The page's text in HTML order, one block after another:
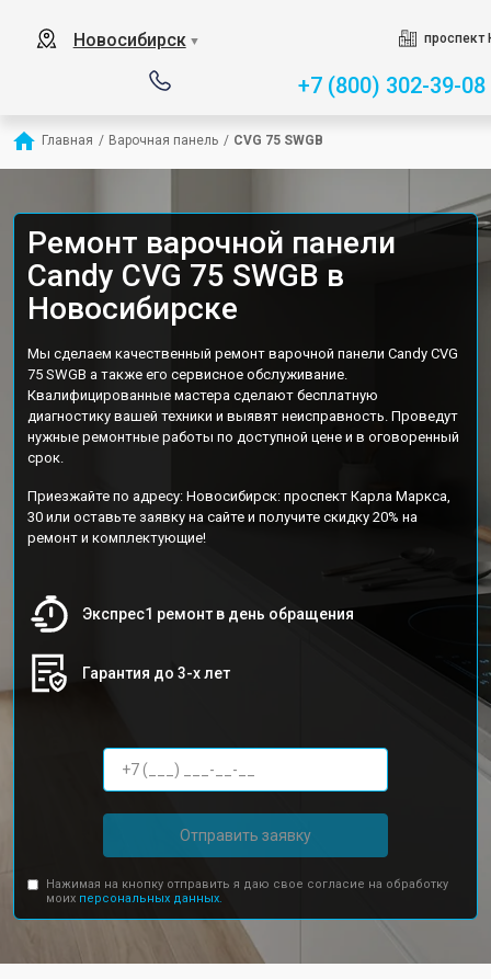
Новосибирск ▼ проспект
+7 (800) 302-39-08
Главная / Варочная панель / CVG 75 SWGB
Ремонт варочной панели
Candy CVG 75 SWGB в
Новосибирске
Мы сделаем качественный ремонт варочной панели Candy CVG
75 SWGB а также его сервисное обслуживание.
Квалифицированные мастера сделают бесплатную
диагностику вашей техники и выявят неисправность. Проведут
нужные ремонтные работы по доступной цене и в оговоренный
срок.
Приезжайте по адресу: Новосибирск: проспект Карла Маркса,
30 или оставьте заявку на сайте и получите скидку 20% на
ремонт и комплектующие!
Экспрес1 ремонт в день обращения
Гарантия до 3-х лет
Отправить заявку
Нажимая на кнопку отправить я даю свое согласие на обработку
моих персональных данных.